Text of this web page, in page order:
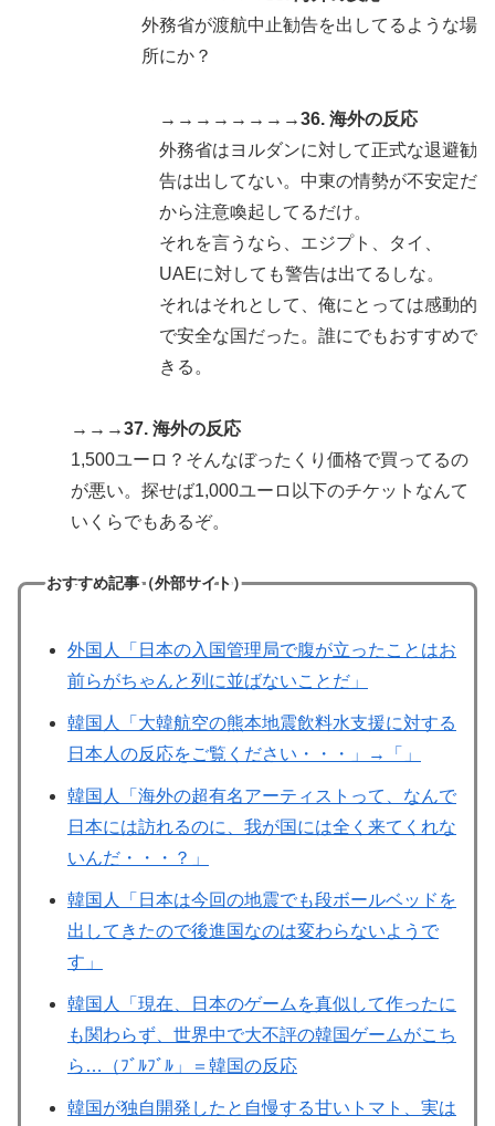
外務省が渡航中止勧告を出してるような場
所にか？
→→→→→→→→36. 海外の反応
外務省はヨルダンに対して正式な退避勧
告は出してない。中東の情勢が不安定だ
から注意喚起してるだけ。
それを言うなら、エジプト、タイ、
UAEに対しても警告は出てるしな。
それはそれとして、俺にとっては感動的
で安全な国だった。誰にでもおすすめで
きる。
→→→37. 海外の反応
1,500ユーロ？そんなぼったくり価格で買ってるの
が悪い。探せば1,000ユーロ以下のチケットなんて
いくらでもあるぞ。
おすすめ記事（外部サイト）
外国人「日本の入国管理局で腹が立ったことはお
前らがちゃんと列に並ばないことだ」
韓国人「大韓航空の熊本地震飲料水支援に対する
日本人の反応をご覧ください・・・」→「」
韓国人「海外の超有名アーティストって、なんで
日本には訪れるのに、我が国には全く来てくれな
いんだ・・・？」
韓国人「日本は今回の地震でも段ボールベッドを
出してきたので後進国なのは変わらないようで
す」
韓国人「現在、日本のゲームを真似して作ったに
も関わらず、世界中で大不評の韓国ゲームがこち
ら…（ﾌﾞﾙﾌﾞﾙ」＝韓国の反応
韓国が独自開発したと自慢する甘いトマト、実は